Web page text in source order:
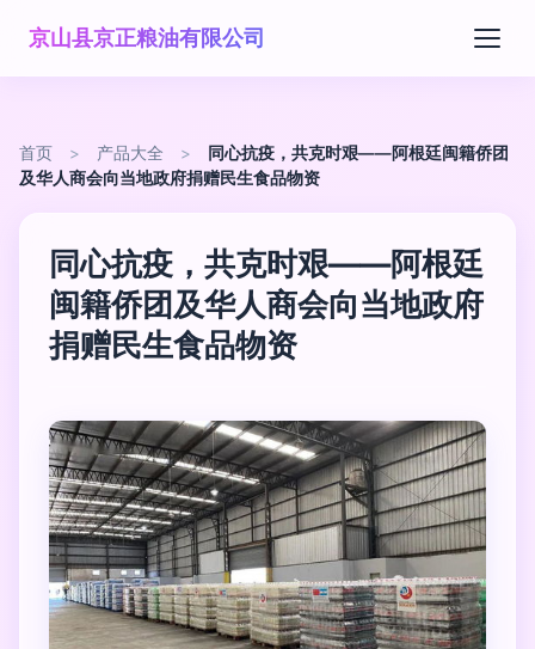
京山县京正粮油有限公司
首页 > 产品大全 >
同心抗疫，共克时艰——阿根廷闽籍侨团
及华人商会向当地政府捐赠民生食品物资
同心抗疫，共克时艰——阿根廷
闽籍侨团及华人商会向当地政府
捐赠民生食品物资